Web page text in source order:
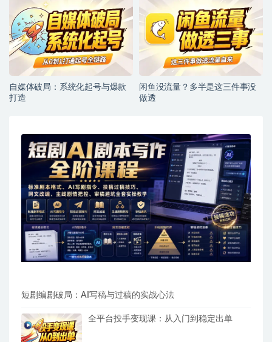
自媒体破局：系统化起号与爆款
打造
闲鱼没流量？多半是这三件事没
做透
短剧编剧破局：AI写稿与过稿的实战心法
全平台投手变现课：从入门到稳定出单